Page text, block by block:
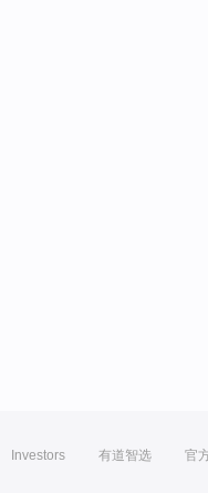
Investors 有道智选 官